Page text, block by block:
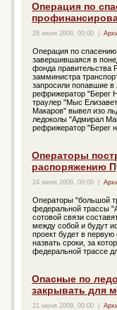
Операция по
28 июня 2009, 00:00
Операция по
завершившаяся в
фонда правительства
замминистра
запросили попавшие
рефрижератор "Берег
траулер "Мыс
Макаров" вывел изо
ледоколы "Адмирал
рефрижератор "Берег
Операторы
распоряжению
24 июня 2009, 00:00
Операторы "большой
федеральной трассы
сотовой связи
между собой и будут
проект будет в
назвать сроки, за
федеральной трассе
Опасные по
закрывать для
21 июня 2009, 00:00